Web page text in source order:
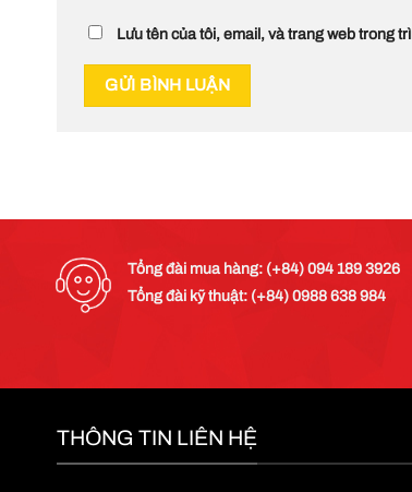
Lưu tên của tôi, email, và trang web trong
Tổng đài mua hàng: (+84) 094 189 3926
Tổng đài kỹ thuật: (+84) 0988 638 984
THÔNG TIN LIÊN HỆ